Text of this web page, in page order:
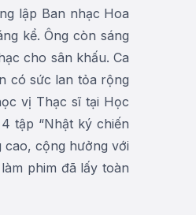
lập Ban nhạc Hoa
kể. Ông còn sáng
cho sân khấu. Ca
có sức lan tỏa rộng
vị Thạc sĩ tại Học
tập “Nhật ký chiến
cao, cộng hưởng với
phim đã lấy toàn